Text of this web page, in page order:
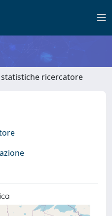
statistiche ricercatore